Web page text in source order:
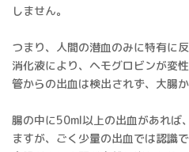
しません。
つまり、人間の潜血のみに特有に
消化液により、ヘモグロビンが変
管からの出血は検出されず、大腸
腸の中に50ml以上の出血があれば
ますが、ごく少量の出血では認識で